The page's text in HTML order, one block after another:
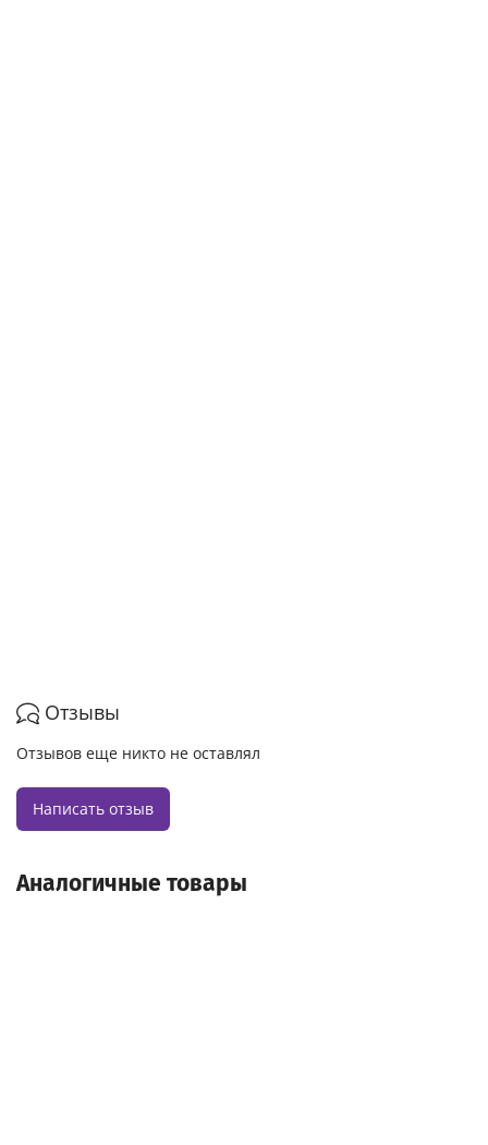
Отзывы
Отзывов еще никто не оставлял
Написать отзыв
Аналогичные товары